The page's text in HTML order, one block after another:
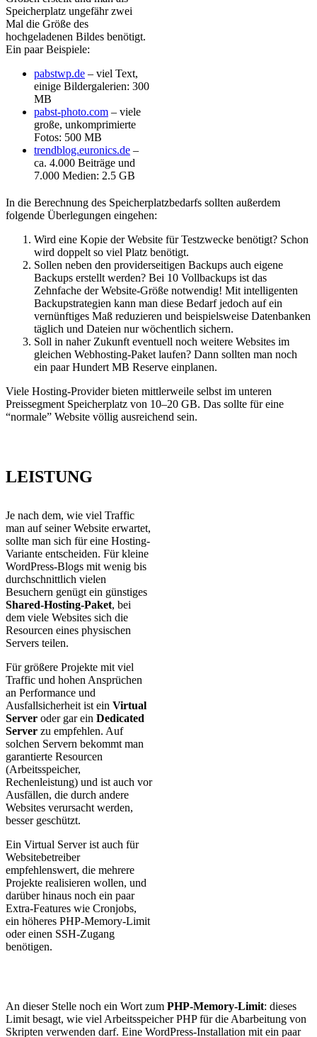
Speicherplatz ungefähr zwei
Mal die Größe des
hochgeladenen Bildes benötigt.
Ein paar Beispiele:
pabstwp.de – viel Text,
einige Bildergalerien: 300
MB
pabst-photo.com – viele
große, unkomprimierte
Fotos: 500 MB
trendblog.euronics.de –
ca. 4.000 Beiträge und
7.000 Medien: 2.5 GB
In die Berechnung des Speicherplatzbedarfs sollten außerdem
folgende Überlegungen eingehen:
Wird eine Kopie der Website für Testzwecke benötigt? Schon
wird doppelt so viel Platz benötigt.
Sollen neben den providerseitigen Backups auch eigene
Backups erstellt werden? Bei 10 Vollbackups ist das
Zehnfache der Website-Größe notwendig! Mit intelligenten
Backupstrategien kann man diese Bedarf jedoch auf ein
vernünftiges Maß reduzieren und beispielsweise Datenbanken
täglich und Dateien nur wöchentlich sichern.
Soll in naher Zukunft eventuell noch weitere Websites im
gleichen Webhosting-Paket laufen? Dann sollten man noch
ein paar Hundert MB Reserve einplanen.
Viele Hosting-Provider bieten mittlerweile selbst im unteren
Preissegment Speicherplatz von 10–20 GB. Das sollte für eine
“normale” Website völlig ausreichend sein.
LEISTUNG
Je nach dem, wie viel Traffic
man auf seiner Website erwartet,
sollte man sich für eine Hosting-
Variante entscheiden. Für kleine
WordPress-Blogs mit wenig bis
durchschnittlich vielen
Besuchern genügt ein günstiges
Shared-Hosting-Paket, bei
dem viele Websites sich die
Resourcen eines physischen
Servers teilen.
Für größere Projekte mit viel
Traffic und hohen Ansprüchen
an Performance und
Ausfallsicherheit ist ein Virtual
Server oder gar ein Dedicated
Server zu empfehlen. Auf
solchen Servern bekommt man
garantierte Resourcen
(Arbeitsspeicher,
Rechenleistung) und ist auch vor
Ausfällen, die durch andere
Websites verursacht werden,
besser geschützt.
Ein Virtual Server ist auch für
Websitebetreiber
empfehlenswert, die mehrere
Projekte realisieren wollen, und
darüber hinaus noch ein paar
Extra-Features wie Cronjobs,
ein höheres PHP-Memory-Limit
oder einen SSH-Zugang
benötigen.
An dieser Stelle noch ein Wort zum PHP-Memory-Limit: dieses
Limit besagt, wie viel Arbeitsspeicher PHP für die Abarbeitung von
Skripten verwenden darf. Eine WordPress-Installation mit ein paar